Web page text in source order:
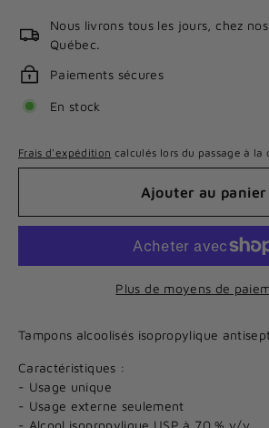
Nous livrons tous les jours, chez
Québec.
Paiements sécures
En stock
Frais d'expédition calculés lors du passage à la
Ajouter au panier
Plus de moyens de
Tampons alcoolisés isopropylique
Caractéristiques :
- Usage unique
- Usage externe seulement
- Alcool isopropylique USP à 70 % v/v